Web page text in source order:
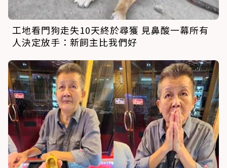
工地看門狗走失10天終於尋獲 見鼻酸一幕所有
人決定放手：新飼主比我們好